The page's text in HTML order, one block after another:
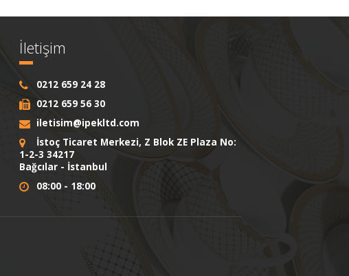
İletişim
0212 659 24 28
0212 659 56 30
iletisim@ipekltd.com
İstoç Ticaret Merkezi, Z Blok ZE Plaza No:
1-2-3 34217
Bağcılar - İstanbul
08:00 - 18:00